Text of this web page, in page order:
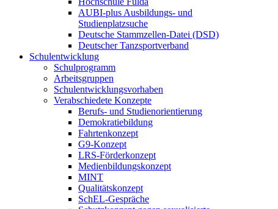
AUBI-plus Ausbildungs- und
Studienplatzsuche
Deutsche Stammzellen-Datei (DSD)
Deutscher Tanzsportverband
Schulentwicklung
Schulprogramm
Arbeitsgruppen
Schulentwicklungsvorhaben
Verabschiedete Konzepte
Berufs- und Studienorientierung
Demokratiebildung
Fahrtenkonzept
G9-Konzept
LRS-Förderkonzept
Medienbildungskonzept
MINT
Qualitätskonzept
SchEL-Gespräche